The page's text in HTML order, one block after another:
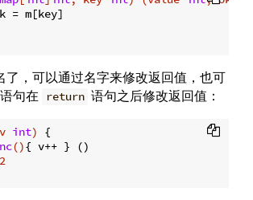
= m[key]
了，可以通过名字来修改返回值，也可
语句在 return 语句之后修改返回值：
int)
{
(){ v++ } ()